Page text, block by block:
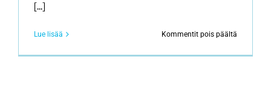
[...]
Lue lisää Kommentit pois päältä